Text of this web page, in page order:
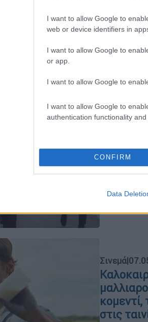
I want to allow Google to
web or device identifiers in
I want to allow Google to
or app.
I want to allow Google to
I want to allow Google to
authentication functionality
CONFIRM
Data
της
απόψε,
ενώ και
Σινεμά|
Από την
το Star
Σινεμά|
κομεντί,
στις